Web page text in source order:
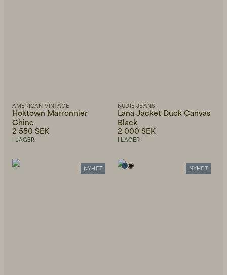
AMERICAN VINTAGE
Hoktown Marronnier
Chine
2 550 SEK
I LAGER
NUDIE JEANS
Lana Jacket Duck Canvas
Black
2 000 SEK
I LAGER
NYHET NYHET